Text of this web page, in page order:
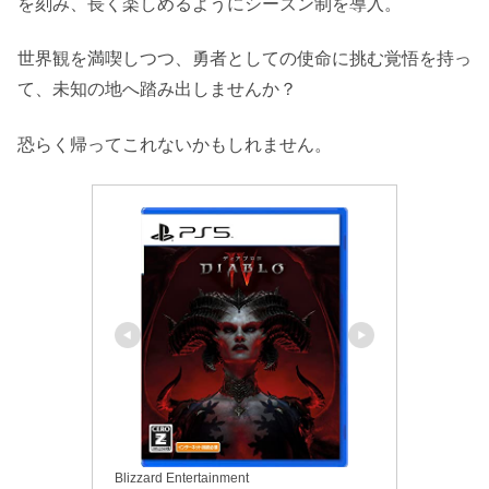
世界観を満喫しつつ、勇者としての使命に挑む覚悟を持っ
て、未知の地へ踏み出しませんか？
恐らく帰ってこれないかもしれません。
Blizzard Entertainment